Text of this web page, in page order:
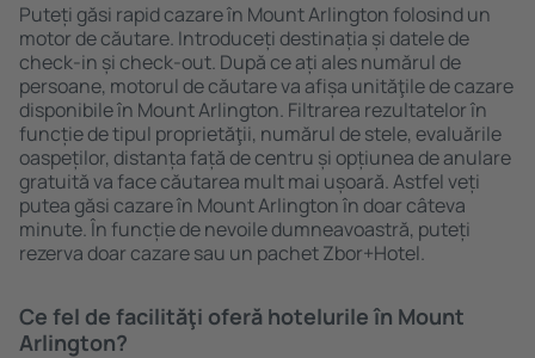
Puteți găsi rapid cazare în Mount Arlington folosind un
motor de căutare. Introduceți destinația și datele de
check-in și check-out. După ce ați ales numărul de
persoane, motorul de căutare va afișa unităţile de cazare
disponibile în Mount Arlington. Filtrarea rezultatelor în
funcție de tipul proprietăţii, numărul de stele, evaluările
oaspeților, distanța față de centru și opțiunea de anulare
gratuită va face căutarea mult mai ușoară. Astfel veți
putea găsi cazare în Mount Arlington în doar câteva
minute. În funcție de nevoile dumneavoastră, puteți
rezerva doar cazare sau un pachet Zbor+Hotel.
Ce fel de facilităţi oferă hotelurile în Mount
Arlington?